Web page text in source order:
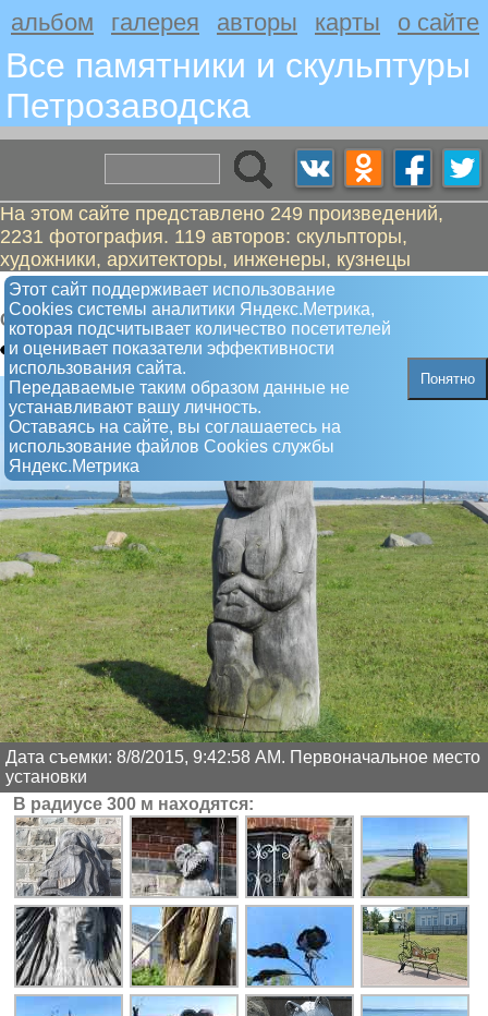
альбом галерея авторы карты о сайте
Все памятники и скульптуры
Петрозаводскa
На этом сайте представлено 249 произведений,
2231 фотография. 119 авторов: скульпторы,
художники, архитекторы, инженеры, кузнецы
Этот сайт поддерживает использование
Сookies системы аналитики Яндекс.Метрика,
которая подсчитывает количество посетителей
и оценивает показатели эффективности
использования сайта.
Передаваемые таким образом данные не
устанавливают вашу личность.
Оставаясь на сайте, вы соглашаетесь на
использование файлов Сookies службы
Яндекс.Метрика
Понятно
Мать-вода сотворяет мир
Скульптура
Дата съемки: 8/8/2015, 9:42:58 AM. Первоначальное место
установки
В радиусе 300 м находятся: